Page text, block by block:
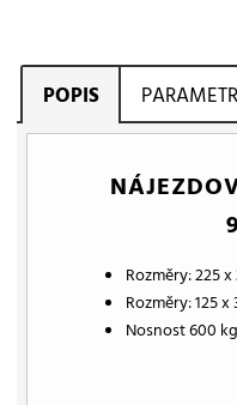
POPIS
Rozměry: 225
Rozměry: 125
Nosnost 600